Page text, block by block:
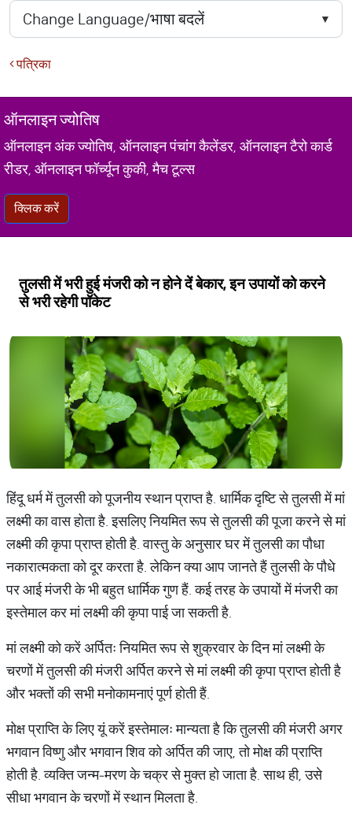
पत्रिका
ऑनलाइन ज्योतिष
ऑनलाइन अंक ज्योतिष, ऑनलाइन पंचांग कैलेंडर, ऑनलाइन टैरो कार्ड
रीडर, ऑनलाइन फॉर्च्यून कुकी, मैच टूल्स
क्लिक करें
तुलसी में भरी हुई मंजरी को न होने दें बेकार, इन उपायों को करने
से भरी रहेगी पॉकेट
हिंदू धर्म में तुलसी को पूजनीय स्थान प्राप्त है. धार्मिक दृष्टि से तुलसी में मां
लक्ष्मी का वास होता है. इसलिए नियमित रूप से तुलसी की पूजा करने से मां
लक्ष्मी की कृपा प्राप्त होती है. वास्तु के अनुसार घर में तुलसी का पौधा
नकारात्मकता को दूर करता है. लेकिन क्या आप जानते हैं तुलसी के पौधे
पर आई मंजरी के भी बहुत धार्मिक गुण हैं. कई तरह के उपायों में मंजरी का
इस्तेमाल कर मां लक्ष्मी की कृपा पाई जा सकती है.
मां लक्ष्मी को करें अर्पितः नियमित रूप से शुक्रवार के दिन मां लक्ष्मी के
चरणों में तुलसी की मंजरी अर्पित करने से मां लक्ष्मी की कृपा प्राप्त होती है
और भक्तों की सभी मनोकामनाएं पूर्ण होती हैं.
मोक्ष प्राप्ति के लिए यूं करें इस्तेमालः मान्यता है कि तुलसी की मंजरी अगर
भगवान विष्णु और भगवान शिव को अर्पित की जाए, तो मोक्ष की प्राप्ति
होती है. व्यक्ति जन्म-मरण के चक्र से मुक्त हो जाता है. साथ ही, उसे
सीधा भगवान के चरणों में स्थान मिलता है.